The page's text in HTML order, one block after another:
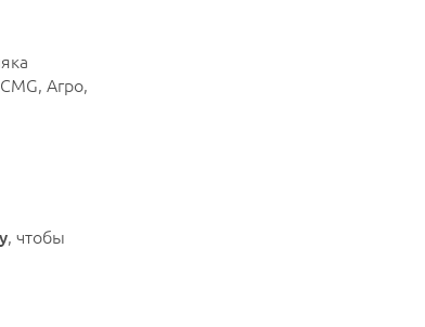
Агро,
, чтобы